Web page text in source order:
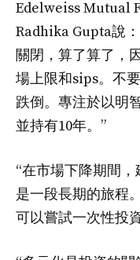
Edelweiss Mutual
Radhika Gupta說
關閉，算了算了，
場上限和sips。不
跌倒。專注於以明
並持有10年。”
“在市場下降期間
是一段長期的旅程
可以嘗試一次性投